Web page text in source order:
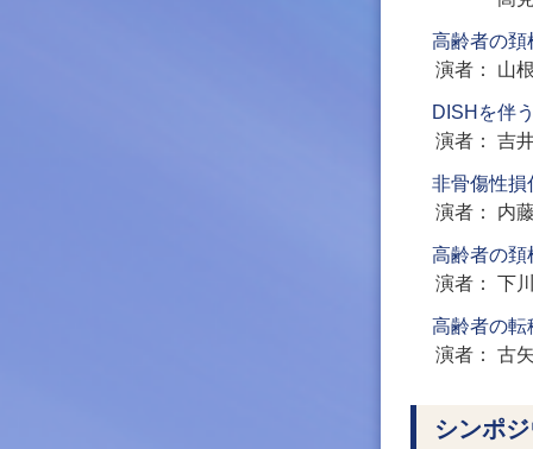
高齢者の頚
演者
山
DISHを伴
演者
吉
非骨傷性損
演者
内
高齢者の頚
演者
下
高齢者の転
演者
古
シンポ